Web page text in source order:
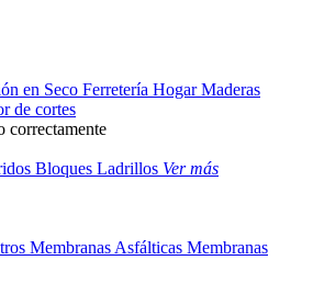
en Seco Ferretería HogarMaderas
de cortes
correctamente
Bloques Ladrillos Ver más
Membranas Asfálticas Membranas